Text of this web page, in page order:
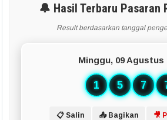
🔔 Hasil Terbaru Pasaran
Result berdasarkan tanggal
Minggu, 09 Agustus
1 5 7
📋 Salin 📤 Bagikan 🎥